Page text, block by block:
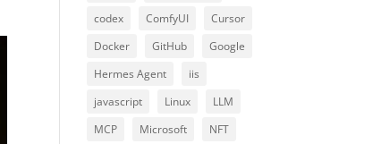
codex
ComfyUI
Cursor
Docker
GitHub
Google
Hermes Agent
iis
javascript
Linux
LLM
MCP
Microsoft
NFT